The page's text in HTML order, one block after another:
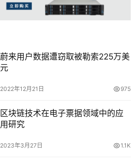
蔚来用户数据遭窃取被勒索225万美
元
2022年12月21日 975
区块链技术在电子票据领域中的应
用研究
2023年3月27日 1.1K